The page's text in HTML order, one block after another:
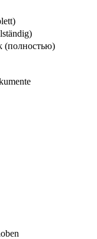
(полностью)